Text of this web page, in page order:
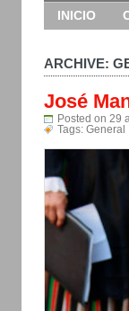
INICIO
ARCHIVE:
José
Posted on 29
Tags: General